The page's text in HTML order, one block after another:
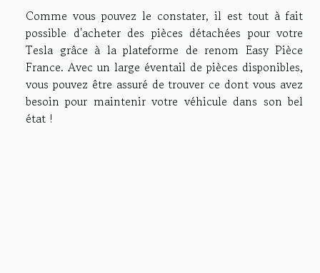
Comme vous pouvez le constater, il est tout à fait
possible d'acheter des pièces détachées pour votre
Tesla grâce à la plateforme de renom Easy Pièce
France. Avec un large éventail de pièces disponibles,
vous pouvez être assuré de trouver ce dont vous avez
besoin pour maintenir votre véhicule dans son bel
état !